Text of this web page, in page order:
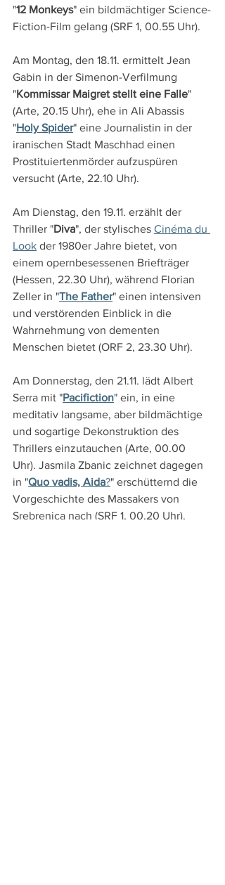
"12 Monkeys" ein bildmächtiger Science-
Fiction-Film gelang (SRF 1, 00.55 Uhr).
Am Montag, den 18.11. ermittelt Jean
Gabin in der Simenon-Verfilmung
"Kommissar Maigret stellt eine Falle"
(Arte, 20.15 Uhr), ehe in Ali Abassis
"Holy Spider" eine Journalistin in der
iranischen Stadt Maschhad einen
Prostituiertenmörder aufzuspüren
versucht (Arte, 22.10 Uhr).
Am Dienstag, den 19.11. erzählt der
Thriller "Diva", der stylisches Cinéma du
Look der 1980er Jahre bietet, von
einem opernbesessenen Briefträger
(Hessen, 22.30 Uhr), während Florian
Zeller in "The Father" einen intensiven
und verstörenden Einblick in die
Wahrnehmung von dementen
Menschen bietet (ORF 2, 23.30 Uhr).
Am Donnerstag, den 21.11. lädt Albert
Serra mit "Pacifiction" ein, in eine
meditativ langsame, aber bildmächtige
und sogartige Dekonstruktion des
Thrillers einzutauchen (Arte, 00.00
Uhr). Jasmila Zbanic zeichnet dagegen
in "Quo vadis, Aida?" erschütternd die
Vorgeschichte des Massakers von
Srebrenica nach (SRF 1, 00.20 Uhr).